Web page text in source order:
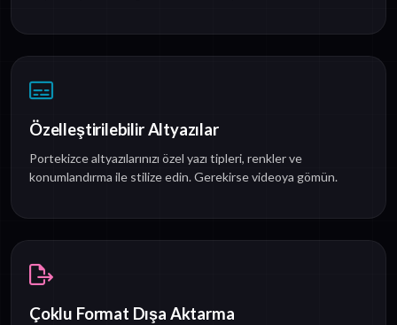
Özelleştirilebilir Altyazılar
Portekizce altyazılarınızı özel yazı tipleri, renkler ve
konumlandırma ile stilize edin. Gerekirse videoya gömün.
Çoklu Format Dışa Aktarma